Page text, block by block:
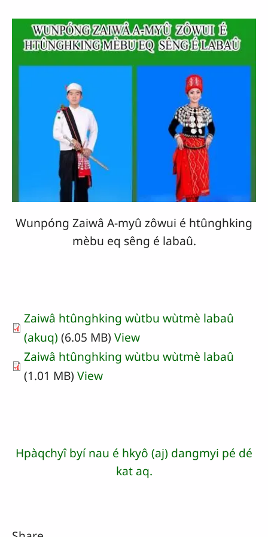
Wunpóng Zaiwâ A-myû zôwui é htûnghking
mèbu eq sêng é labaû.
Zaiwâ htûnghking wùtbu wùtmè labaû
(akuq) (6.05 MB) View
Zaiwâ htûnghking wùtbu wùtmè labaû
(1.01 MB) View
Hpàqchyî byí nau é hkyô (aj) dangmyi pé dé
kat aq.